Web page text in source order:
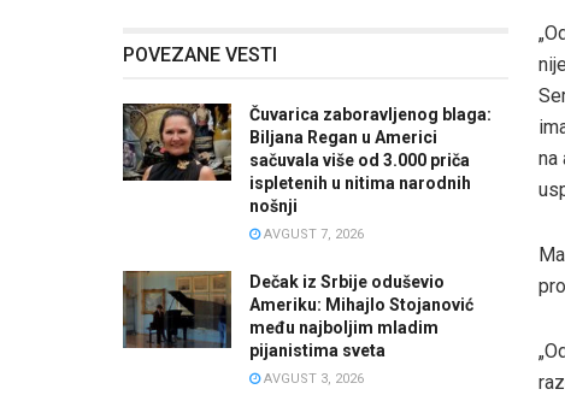
POVEZANE VESTI
Čuvarica zaboravljenog blaga:
Biljana Regan u Americi
sačuvala više od 3.000 priča
ispletenih u nitima narodnih
nošnji
AVGUST 7, 2026
Dečak iz Srbije oduševio
Ameriku: Mihajlo Stojanović
među najboljim mladim
pijanistima sveta
AVGUST 3, 2026
na